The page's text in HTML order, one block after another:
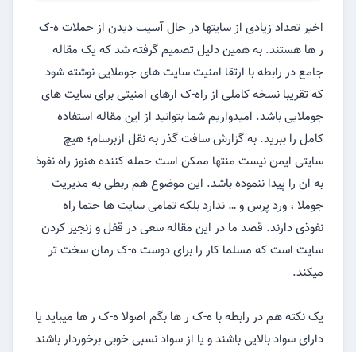
اخیر تعداد زیادی از سایتها در حال آسیب دیدن از حملات ه-ک
ر ها هستند. به همین دلیل تصمیم گرفته شد که یک مقاله
جامع در رابطه با ارتقا امنیت سایت های جوملایی نوشته شود
که تقریبا نسخه کاملی از راه-ک ارهای امنیتی برای سایت های
جوملایی باشد. امیدواریم شما بتوانید از این مقاله استفاده
کامل را ببرید. به گزارش سافت گذر به نقل ازبرسام؛ هیچ
سایتی ایمن نیست منتها ممکن است حمله کننده هنوز راه نفوذ
به ان را پیدا ننموده باشد. این موضوع هم ربطی به مدیریت
جوملا ، ورد پرس و … ندارد بلکه تمامی سایت ها حتما راه
نفوذی دارند. قصد ما در این مقاله سعی در قفل و زنجیر کردن
سایت است که مسلما کار را برای دوست ه-ک رمان سخت تر
میکند.
یک نکته هم در رابطه با ه-ک ر ها بگم اصولا ه-ک ر ها میباید یا
دارای سواد بالایی باشند و یا از سواد نسبی خوبی برخوردار باشند